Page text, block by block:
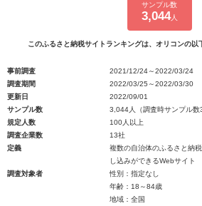
サンプル数
3,044人
このふるさと納税サイトランキングは、オリコンの以
事前調査
2021/12/24～2022/03/24
調査期間
2022/03/25～2022/03/30
更新日
2022/09/01
サンプル数
3,044人（調査時サンプル数
規定人数
100人以上
調査企業数
13社
定義
複数の自治体のふるさと納
し込みができるWebサイト
調査対象者
性別：指定なし
年齢：18～84歳
地域：全国